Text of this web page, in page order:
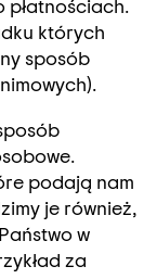
płatnościach.
których
sposób
podają nam
je również,
w
za